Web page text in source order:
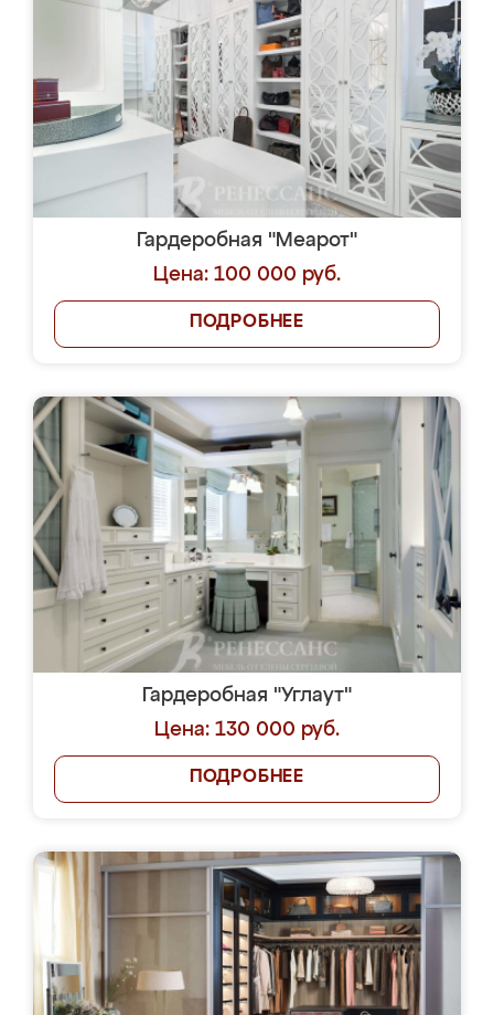
Гардеробная "Меарот"
Цена: 100 000 руб.
ПОДРОБНЕЕ
Гардеробная "Углаут"
Цена: 130 000 руб.
ПОДРОБНЕЕ